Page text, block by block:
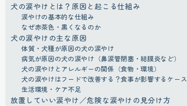
犬の涙やけとは？原因と起こる仕組み
涙やけの基本的な仕組み
なぜ赤茶色・黒くなるのか
犬の涙やけの主な原因
体質・犬種が原因の犬の涙やけ
病気が原因の犬の涙やけ（鼻涙管閉塞・結膜炎など）
犬の涙やけとアレルギーの関係（食物・環境）
犬の涙やけはフードで改善する？食事が影響するケース
生活環境・ケア不足
放置していい涙やけ／危険な涙やけの見分け方